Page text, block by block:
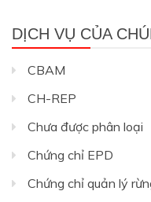
DỊCH VỤ CỦA
CBAM
CH-REP
Chưa được phân loại
Chứng chỉ EPD
Chứng chỉ quản lý